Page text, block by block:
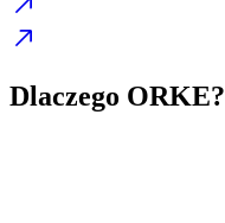
Dlaczego ORKE?